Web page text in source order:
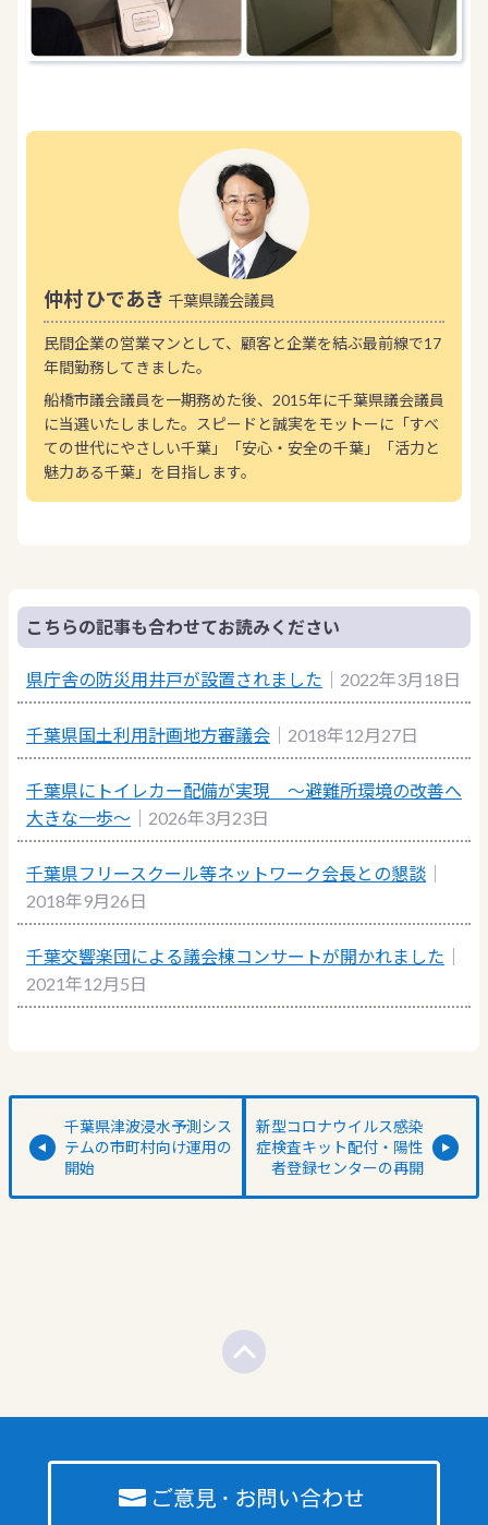
仲村 ひであき 千葉県議会議員
民間企業の営業マンとして、顧客と企業を結ぶ最前線で17
年間勤務してきました。
船橋市議会議員を一期務めた後、2015年に千葉県議会議員
に当選いたしました。スピードと誠実をモットーに「すべ
ての世代にやさしい千葉」「安心・安全の千葉」「活力と
魅力ある千葉」を目指します。
こちらの記事も合わせてお読みください
県庁舎の防災用井戸が設置されました ｜2022年3月18日
千葉県国土利用計画地方審議会 ｜2018年12月27日
千葉県にトイレカー配備が実現 ～避難所環境の改善へ
大きな一歩～ ｜2026年3月23日
千葉県フリースクール等ネットワーク会長との懇談
2018年9月26日
千葉交響楽団による議会棟コンサートが開かれました
2021年12月5日
千葉県津波浸水予測シス
テムの市町村向け運用の
開始
新型コロナウイルス感染
症検査キット配付・陽性
者登録センターの再開